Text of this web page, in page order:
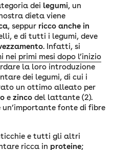
dei legumi, un
dieta viene
, seppur ricco anche in
e di tutti i legumi, deve
. Infatti, si
nei primi mesi dopo l’inizio
la loro introduzione
dei legumi, di cui i
un ottimo alleato per
e zinco del lattante (2).
un’importante fonte di fibre
e tutti gli altri
ricca in proteine;